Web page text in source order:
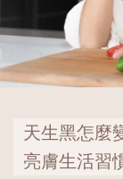
天生黑怎麼
亮膚生活習